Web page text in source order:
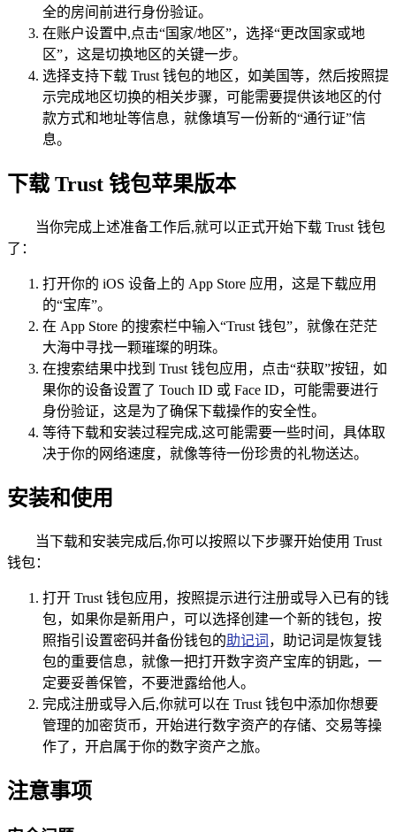
全的房间前进行身份验证。
在账户设置中,点击“国家/地区”，选择“更改国家或地
区”，这是切换地区的关键一步。
选择支持下载 Trust 钱包的地区，如美国等，然后按照提
示完成地区切换的相关步骤，可能需要提供该地区的付
款方式和地址等信息，就像填写一份新的“通行证”信
息。
下载 Trust 钱包苹果版本
当你完成上述准备工作后,就可以正式开始下载 Trust 钱包
了：
打开你的 iOS 设备上的 App Store 应用，这是下载应用
的“宝库”。
在 App Store 的搜索栏中输入“Trust 钱包”，就像在茫茫
大海中寻找一颗璀璨的明珠。
在搜索结果中找到 Trust 钱包应用，点击“获取”按钮，如
果你的设备设置了 Touch ID 或 Face ID，可能需要进行
身份验证，这是为了确保下载操作的安全性。
等待下载和安装过程完成,这可能需要一些时间，具体取
决于你的网络速度，就像等待一份珍贵的礼物送达。
安装和使用
当下载和安装完成后,你可以按照以下步骤开始使用 Trust
钱包：
打开 Trust 钱包应用，按照提示进行注册或导入已有的钱
包，如果你是新用户，可以选择创建一个新的钱包，按
照指引设置密码并备份钱包的助记词 ，助记词是恢复钱
包的重要信息，就像一把打开数字资产宝库的钥匙，一
定要妥善保管，不要泄露给他人。
完成注册或导入后,你就可以在 Trust 钱包中添加你想要
管理的加密货币，开始进行数字资产的存储、交易等操
作了，开启属于你的数字资产之旅。
注意事项